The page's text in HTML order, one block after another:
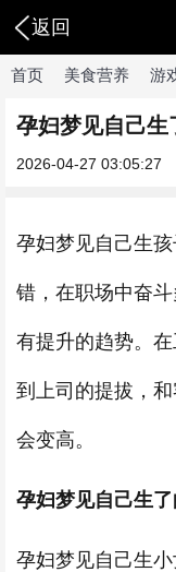
返回
首页 美食营养 游
孕妇梦见自己生
2026-04-27 03:05:27
孕妇梦见自己生
错，在职场中奋
有提升的趋势。
到上司的提拔，
会变高。
孕妇梦见自己生
孕妇梦见自己生